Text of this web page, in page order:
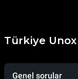
Türkiye
Genel sorular